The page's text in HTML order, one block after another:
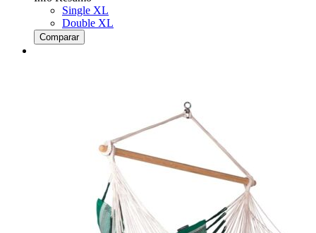
Single XL
Double XL
Comparar